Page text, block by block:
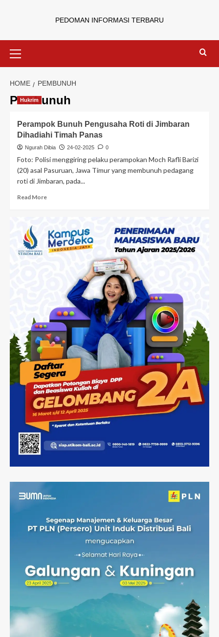
PEDOMAN INFORMASI TERBARU
HOME PEMBUNUH
Pembunuh
Hukrim
Perampok Bunuh Pengusaha Roti di Jimbaran
Dihadiahi Timah Panas
Ngurah Dibia 24-02-2025 0
Foto: Polisi menggiring pelaku perampokan Moch Rafli Barizi
(20) asal Pasuruan, Jawa Timur yang membunuh pedagang
roti di Jimbaran, pada...
Read More